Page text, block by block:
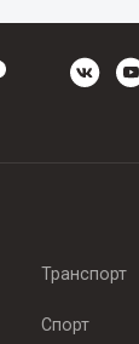
Транспорт
Спорт